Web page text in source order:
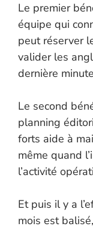
Le premier
équipe qui
peut réserver
valider les
dernière
Le second
planning
forts aide à
même quand
l’activité
Et puis il y a
mois est